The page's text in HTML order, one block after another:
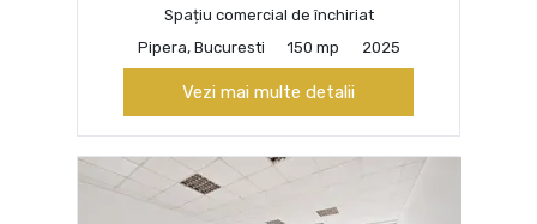
Spațiu comercial de închiriat
Pipera, Bucuresti
150 mp 2025
Vezi mai multe detalii